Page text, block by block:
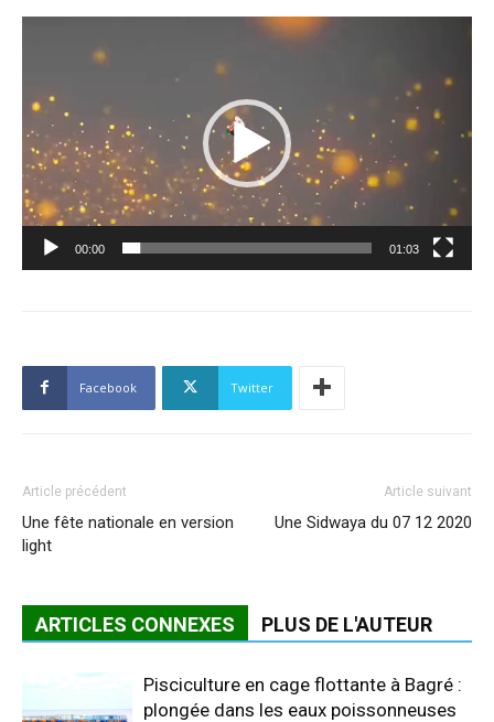
Lecteur
00:00 01:03
Facebook Twitter
Article précédent
Une fête nationale en version
light
Article suivant
Une Sidwaya du 07 12 2020
ARTICLES CONNEXES PLUS DE L'AUTEUR
Pisciculture en cage flottante à Bagré :
plongée dans les eaux poissonneuses